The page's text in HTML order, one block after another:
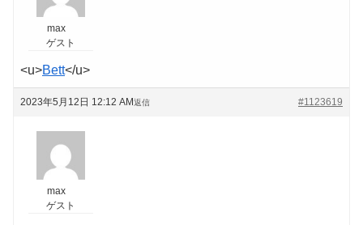
max
ゲスト
<u>Bett</u>
2023年5月12日 12:12 AM #1123619
返信
max
ゲスト